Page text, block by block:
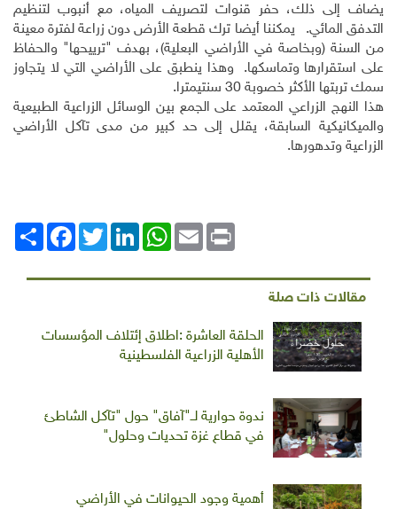
يضاف إلى ذلك، حفر قنوات لتصريف المياه، مع أنبوب لتنظيم
التدفق المائي. يمكننا أيضا ترك قطعة الأرض دون زراعة لفترة معينة
من السنة (وبخاصة في الأراضي البعلية)، بهدف "ترييحها" والحفاظ
على استقرارها وتماسكها. وهذا ينطبق على الأراضي التي لا يتجاوز
سمك تربتها الأكثر خصوبة 30 سنتيمترا.
هذا النهج الزراعي المعتمد على الجمع بين الوسائل الزراعية الطبيعية
والميكانيكية السابقة، يقلل إلى حد كبير من مدى تآكل الأراضي
الزراعية وتدهورها.
انشر
FacebookTwitterLinkedIn
WhatsAppEmail Print
مقالات ذات صلة
الحلقة العاشرة :اطلاق إئتلاف المؤسسات
الأهلية الزراعية الفلسطينية
ندوة حوارية لــ"آفاق" حول "تآكل الشاطئ
في قطاع غزة تحديات وحلول"
أهمية وجود الحيوانات في الأراضي